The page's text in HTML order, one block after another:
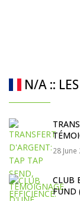
N/A ::
28 June
CLUB
FUND